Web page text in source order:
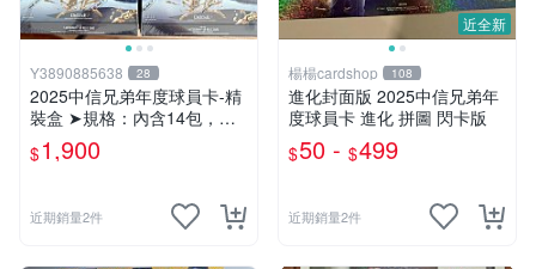
Y3890885638 28
2025中信兄弟年度球員卡-精
裝盒 ➤規格：內含14包，每
包內含10張卡片
$1,900
近期銷量2件
近全新
楊楊cardshop 108
進化封面版 2025中信兄弟年
度球員卡 進化 拼圖 閃卡版
$50 - $499
近期銷量2件